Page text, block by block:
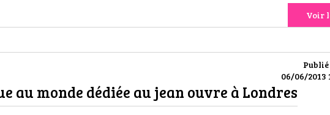
Voir
06/06/2013
au monde dédiée au jean ouvre à Londres